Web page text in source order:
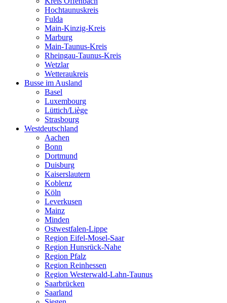
Hochtaunuskreis
Fulda
Main-Kinzig-Kreis
Marburg
Main-Taunus-Kreis
Rheingau-Taunus-Kreis
Wetzlar
Wetteraukreis
Busse im Ausland
Basel
Luxembourg
Lüttich/Liège
Strasbourg
Westdeutschland
Aachen
Bonn
Dortmund
Duisburg
Kaiserslautern
Koblenz
Köln
Leverkusen
Mainz
Minden
Ostwestfalen-Lippe
Region Eifel-Mosel-Saar
Region Hunsrück-Nahe
Region Pfalz
Region Reinhessen
Region Westerwald-Lahn-Taunus
Saarbrücken
Saarland